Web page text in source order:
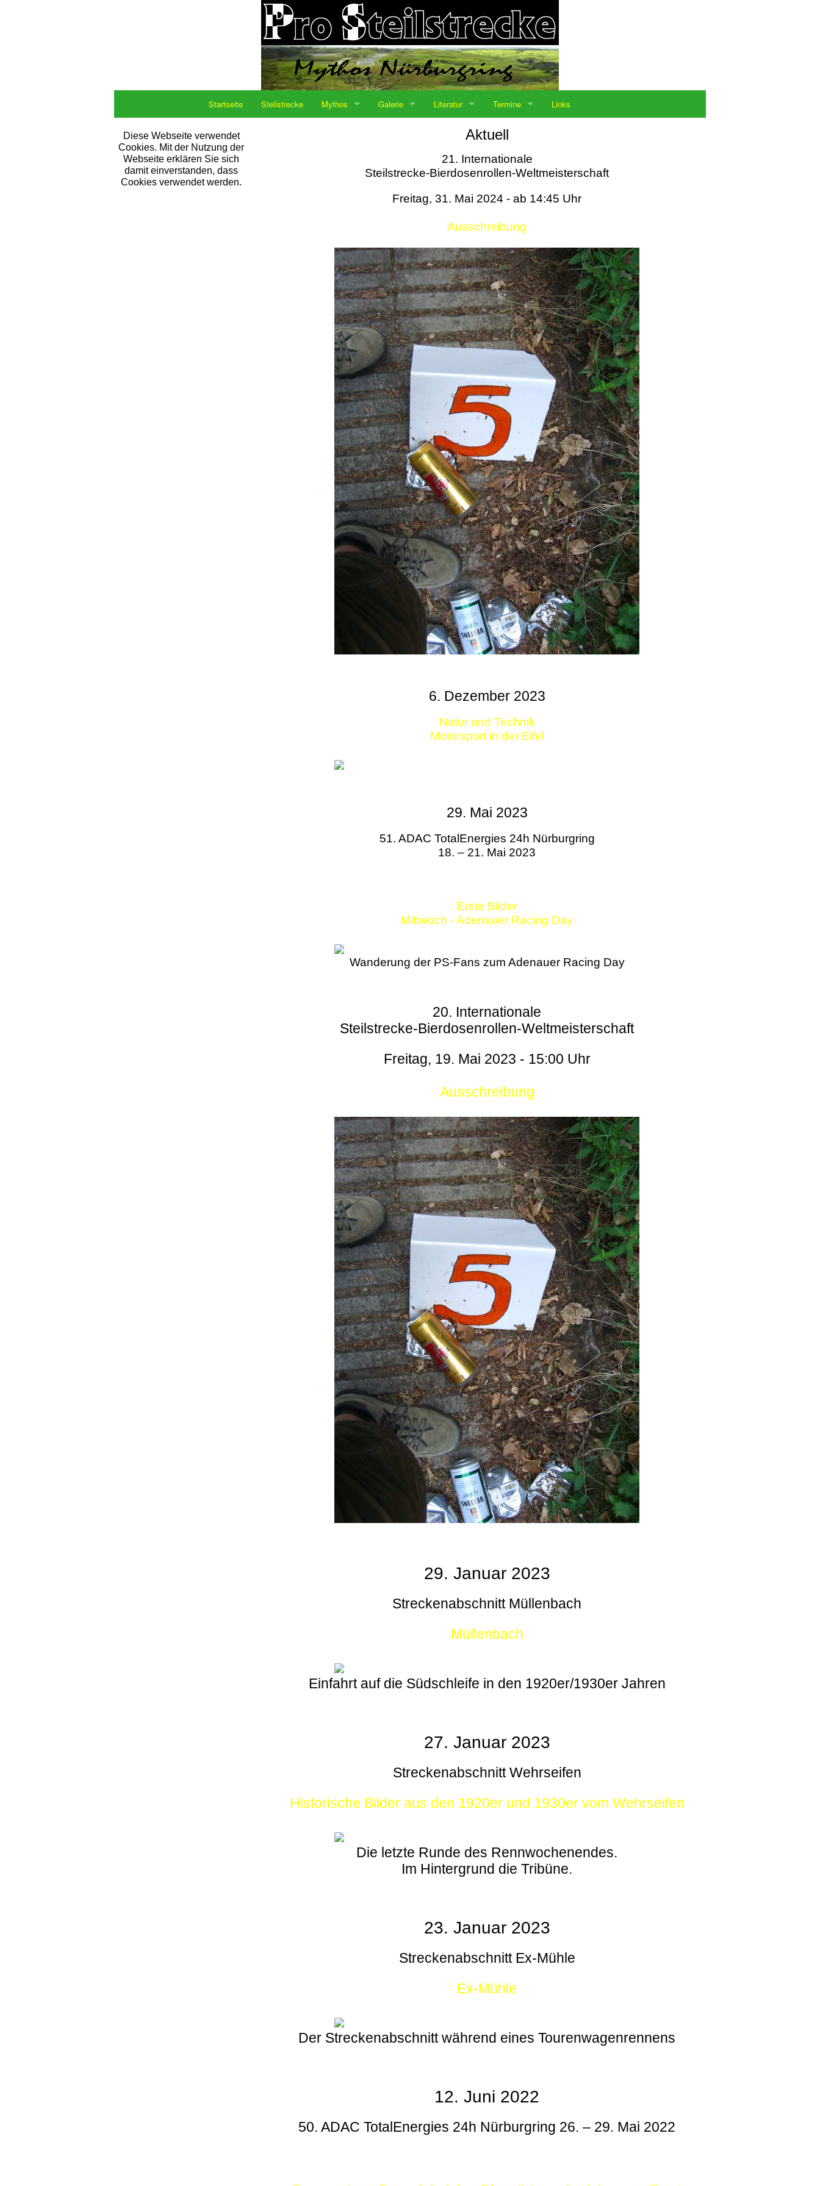
Startseite Steilstrecke Mythos Galerie Literatur Termine Links
Diese Webseite verwendet
Cookies. Mit der Nutzung der
Webseite erklären Sie sich
damit einverstanden, dass
Cookies verwendet werden.
Aktuell
21. Internationale
Steilstrecke-Bierdosenrollen-Weltmeisterschaft
Freitag, 31. Mai 2024 - ab 14:45 Uhr
Ausschreibung
6. Dezember 2023
Natur und Technik
Motorsport in der Eifel
29. Mai 2023
51. ADAC TotalEnergies 24h Nürburgring
18. – 21. Mai 2023
Erste Bilder
Mittwoch - Adenauer Racing Day
Wanderung der PS-Fans zum Adenauer Racing Day
20. Internationale
Steilstrecke-Bierdosenrollen-Weltmeisterschaft
Freitag, 19. Mai 2023 - 15:00 Uhr
Ausschreibung
29. Januar 2023
Streckenabschnitt Müllenbach
Müllenbach
Einfahrt auf die Südschleife in den 1920er/1930er Jahren
27. Januar 2023
Streckenabschnitt Wehrseifen
Historische Bilder aus den 1920er und 1930er vom Wehrseifen
Die letzte Runde des Rennwochenendes.
Im Hintergrund die Tribüne.
23. Januar 2023
Streckenabschnitt Ex-Mühle
Ex-Mühle
Der Streckenabschnitt während eines Tourenwagenrennens
12. Juni 2022
50. ADAC TotalEnergies 24h Nürburgring 26. – 29. Mai 2022